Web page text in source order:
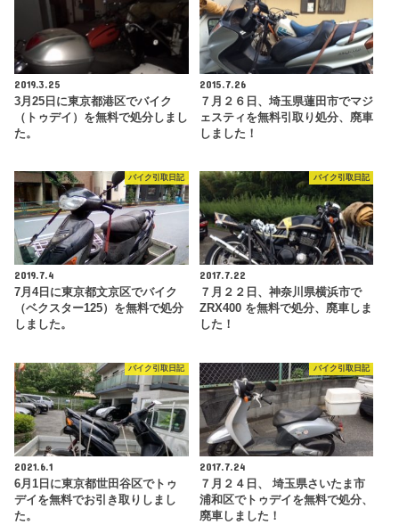
2019.3.25
3月25日に東京都港区でバイク
（トゥデイ）を無料で処分しまし
た。
2015.7.26
７月２６日、埼玉県蓮田市でマジ
ェスティを無料引取り処分、廃車
しました！
バイク引取日記
2019.7.4
7月4日に東京都文京区でバイク
（ベクスター125）を無料で処分
しました。
バイク引取日記
2017.7.22
７月２２日、神奈川県横浜市で
ZRX400 を無料で処分、廃車しま
した！
バイク引取日記
2021.6.1
6月1日に東京都世田谷区でトゥ
デイを無料でお引き取りしまし
た。
バイク引取日記
2017.7.24
７月２４日、 埼玉県さいたま市
浦和区でトゥデイを無料で処分、
廃車しました！